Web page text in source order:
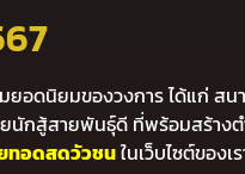
ยอดนิยมของวงการ ได้แก่ สน
ยนักสู้สายพันธุ์ดี ที่พร้อมสร้าง
ทอดสดวัวชนในเว็บไซต์ของเ